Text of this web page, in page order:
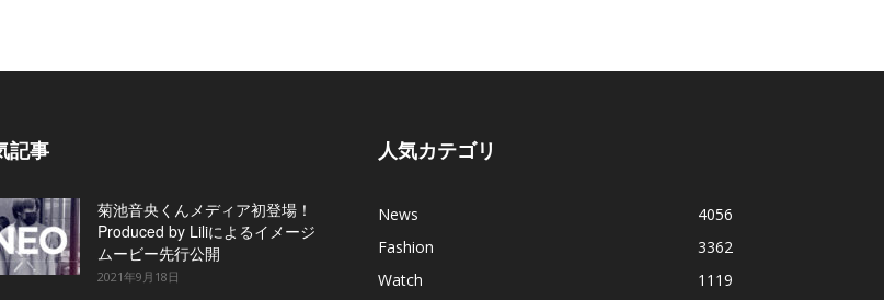
記事
菊池音央くんメディア初登場！
Produced by Liliによるイメージ
ムービー先行公開
2021年9月18日
人気カテゴリ
News
4056
Fashion
3362
Watch
1119